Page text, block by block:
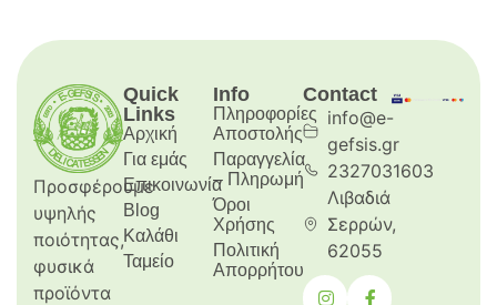
Προσφέρουμε
υψηλής
ποιότητας,
φυσικά
προϊόντα
Quick
Links
Αρχική
Για εμάς
Επικοινωνία
Blog
Καλάθι
Ταμείο
Info
Πληροφορίες
Aποστολής
Παραγγελία
– Πληρωμή
Όροι
Χρήσης
Πολιτική
Απορρήτου
Contact
info@e-
gefsis.gr
2327031603
Λιβαδιά
Σερρών,
62055